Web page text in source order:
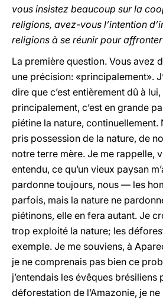
vous insistez beaucoup sur la
religions, avez-vous l’intention
religions à se réunir pour
La première question. Vous avez
une précision: «principalement».
dire que c’est entièrement dû à
principalement, c’est en grande
piétine la nature, continuellement.
pris possession de la nature, de
notre terre mère. Je me rappelle,
entendu, ce qu’un vieux paysan
pardonne toujours, nous — les
parfois, mais la nature ne
piétinons, elle en fera autant. Je
trop exploité la nature; les
exemple. Je me souviens, à
je ne comprenais pas bien ce
j’entendais les évêques brésiliens
déforestation de l’Amazonie, je